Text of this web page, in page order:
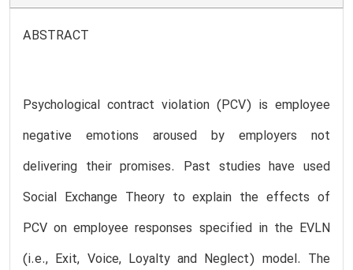
ABSTRACT
Psychological contract violation (PCV) is employee
negative emotions aroused by employers not
delivering their promises. Past studies have used
Social Exchange Theory to explain the effects of
PCV on employee responses specified in the EVLN
(i.e., Exit, Voice, Loyalty and Neglect) model. The